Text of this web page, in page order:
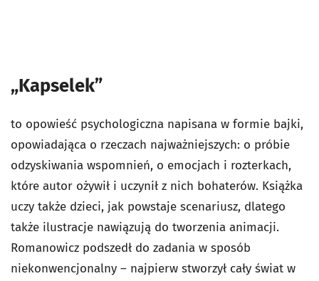
„Kapselek”
to opowieść psychologiczna napisana w formie bajki,
opowiadająca o rzeczach najważniejszych: o próbie
odzyskiwania wspomnień, o emocjach i rozterkach,
które autor ożywił i uczynił z nich bohaterów. Książka
uczy także dzieci, jak powstaje scenariusz, dlatego
także ilustracje nawiązują do tworzenia animacji.
Romanowicz podszedł do zadania w sposób
niekonwencjonalny – najpierw stworzył cały świat w